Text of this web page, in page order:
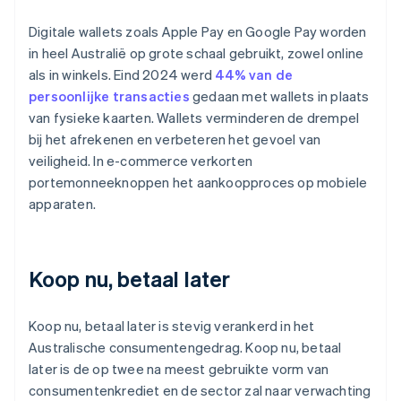
Digitale wallets zoals Apple Pay en Google Pay worden
in heel Australië op grote schaal gebruikt, zowel online
als in winkels. Eind 2024 werd 44% van de
persoonlijke transacties gedaan met wallets in plaats
van fysieke kaarten. Wallets verminderen de drempel
bij het afrekenen en verbeteren het gevoel van
veiligheid. In e-commerce verkorten
portemonneeknoppen het aankoopproces op mobiele
apparaten.
Koop nu, betaal later
Koop nu, betaal later is stevig verankerd in het
Australische consumentengedrag. Koop nu, betaal
later is de op twee na meest gebruikte vorm van
consumentenkrediet en de sector zal naar verwachting